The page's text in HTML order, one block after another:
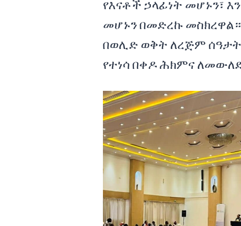
የእናቶች ኃላፊነት መሆኑን፣
መሆኑን በመድረኩ
በወሊድ ወቅት ለረጅም
የተነሳ በቀዶ ሕክምና